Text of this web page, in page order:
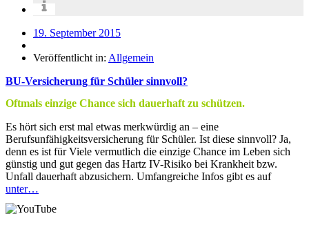
19. September 2015
Veröffentlicht in: Allgemein
BU-Versicherung für Schüler sinnvoll?
Oftmals einzige Chance sich dauerhaft zu schützen.
Es hört sich erst mal etwas merkwürdig an – eine
Berufsunfähigkeitsversicherung für Schüler. Ist diese sinnvoll? Ja,
denn es ist für Viele vermutlich die einzige Chance im Leben sich
günstig und gut gegen das Hartz IV-Risiko bei Krankheit bzw.
Unfall dauerhaft abzusichern. Umfangreiche Infos gibt es auf
unter…